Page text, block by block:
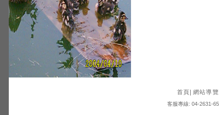
首頁 網站導覽
客服專線: 04-2631-